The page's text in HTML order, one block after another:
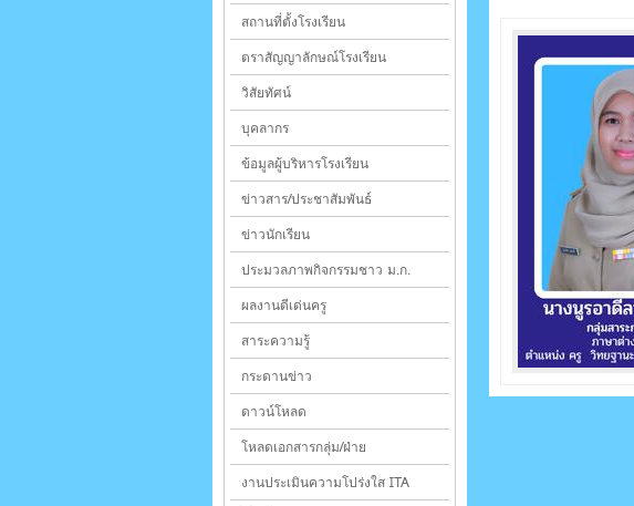
สถานที่ตั้งโรงเรียน
ตราสัญญาลักษณ์โรงเรียน
วิสัยทัศน์
บุคลากร
ข้อมูลผู้บริหารโรงเรียน
ข่าวสาร/ประชาสัมพันธ์
ข่าวนักเรียน
ประมวลภาพกิจกรรมชาว ม.ก.
ผลงานดีเด่นครู
สาระความรู้
กระดานข่าว
ดาวน์โหลด
โหลดเอกสารกลุ่ม/ฝ่าย
งานประเมินความโปร่งใส ITA